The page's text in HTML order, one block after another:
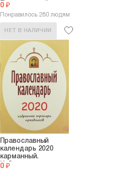
Православный...
0 ₽
Понравилось 280 людям
НЕТ В НАЛИЧИИ
Православный
календарь 2020
карманный.
Избранные...
0 ₽